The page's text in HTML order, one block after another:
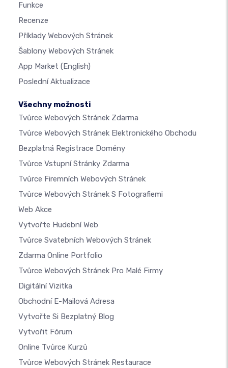
Funkce
Recenze
Příklady Webových Stránek
Šablony Webových Stránek
App Market (English)
Poslední Aktualizace
Všechny možnosti
Tvůrce Webových Stránek Zdarma
Tvůrce Webových Stránek Elektronického Obchodu
Bezplatná Registrace Domény
Tvůrce Vstupní Stránky Zdarma
Tvůrce Firemních Webových Stránek
Tvůrce Webových Stránek S Fotografiemi
Web Akce
Vytvořte Hudební Web
Tvůrce Svatebních Webových Stránek
Zdarma Online Portfolio
Tvůrce Webových Stránek Pro Malé Firmy
Digitální Vizitka
Obchodní E-Mailová Adresa
Vytvořte Si Bezplatný Blog
Vytvořit Fórum
Online Tvůrce Kurzů
Tvůrce Webových Stránek Restaurace